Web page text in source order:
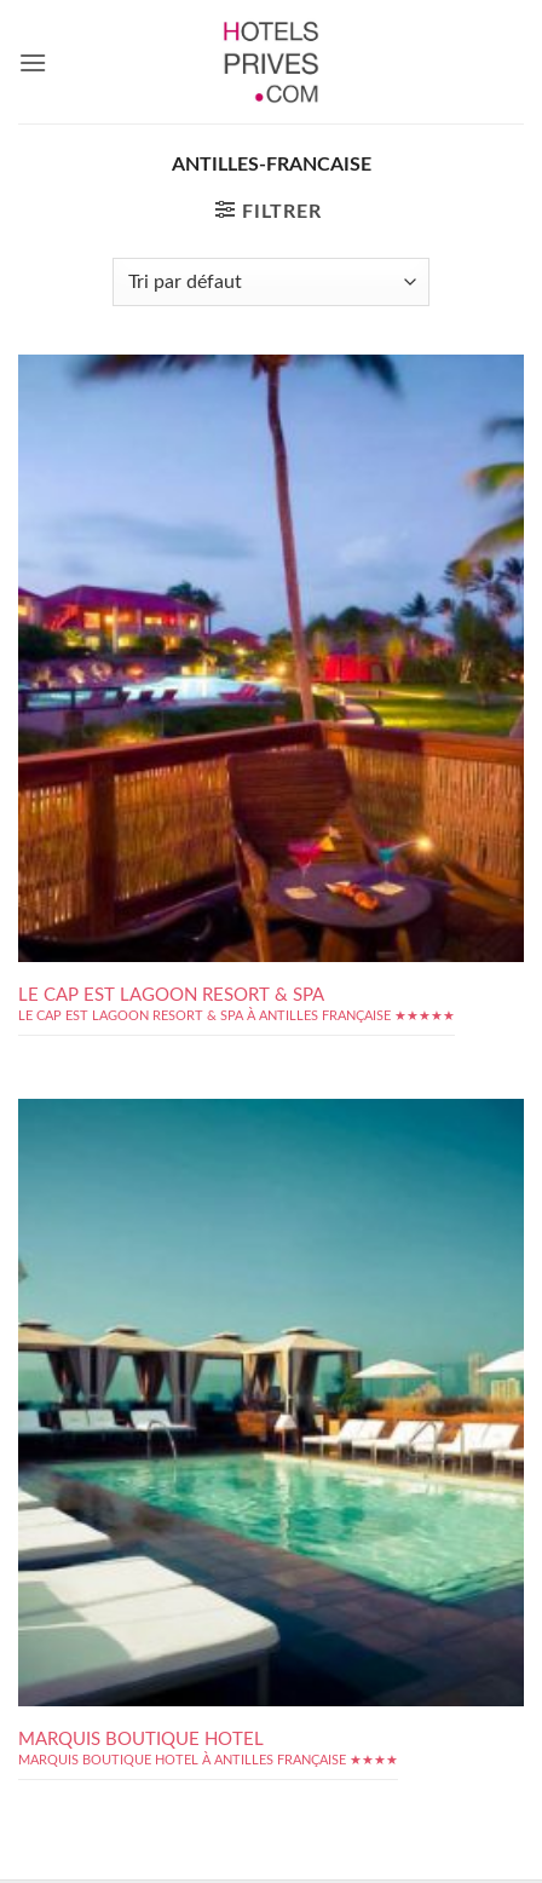
contenu
ANTILLES-FRANCAISE
FILTRER
LE CAP EST LAGOON RESORT & SPA
LE CAP EST LAGOON RESORT & SPA À ANTILLES FRANÇAISE ★★★★★
MARQUIS BOUTIQUE HOTEL
MARQUIS BOUTIQUE HOTEL À ANTILLES FRANÇAISE ★★★★